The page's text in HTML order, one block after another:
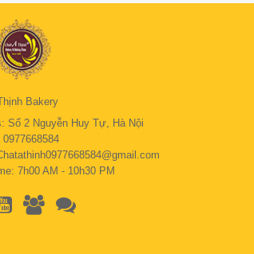
Bakery
Số 2 Nguyễn Huy Tự, Hà Nội
0977668584
7h00 AM - 10h30 PM